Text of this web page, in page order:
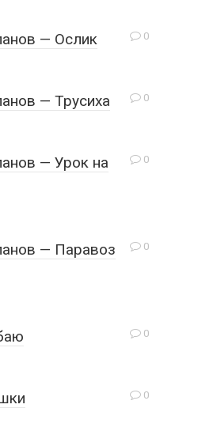
0
— Ослик
0
— Трусиха
0
— Урок на
0
— Паравоз
0
0